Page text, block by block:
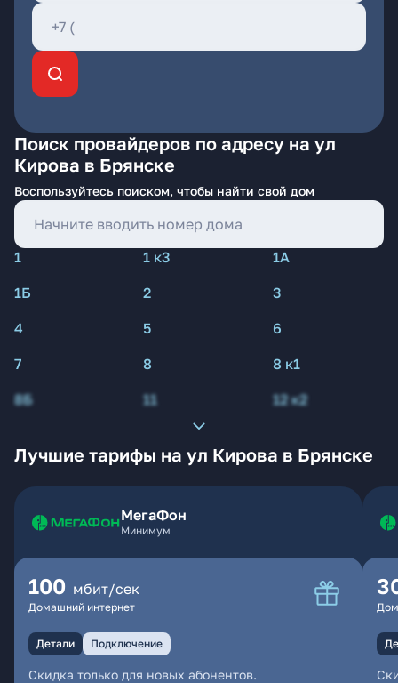
Поиск провайдеров по адресу на ул
Кирова в Брянске
Воспользуйтесь поиском, чтобы найти свой дом
1 1 к3
1А
1Б
2
3
4
5
6
7
8
8 к1
8Б
11 12 к2
Лучшие тарифы на ул Кирова в Брянске
МегаФон
Минимум
100 мбит/сек
Домашний интернет
Детали Подключение
Скидка только для новых абонентов.